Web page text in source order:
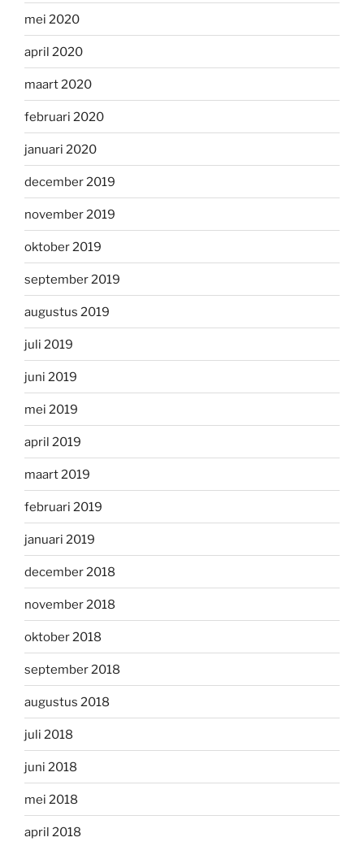
mei 2020
april 2020
maart 2020
februari 2020
januari 2020
december 2019
november 2019
oktober 2019
september 2019
augustus 2019
juli 2019
juni 2019
mei 2019
april 2019
maart 2019
februari 2019
januari 2019
december 2018
november 2018
oktober 2018
september 2018
augustus 2018
juli 2018
juni 2018
mei 2018
april 2018